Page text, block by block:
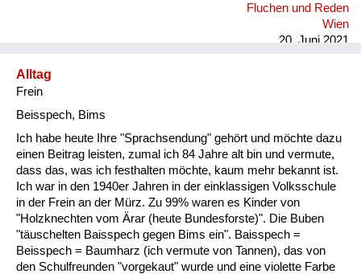
Fluchen und Reden
Wien
20. Juni 2021
Alltag
Frein
Beisspech, Bims
Ich habe heute Ihre "Sprachsendung" gehört und möchte dazu
einen Beitrag leisten, zumal ich 84 Jahre alt bin und vermute,
dass das, was ich festhalten möchte, kaum mehr bekannt ist.
Ich war in den 1940er Jahren in der einklassigen Volksschule
in der Frein an der Mürz. Zu 99% waren es Kinder von
"Holzknechten vom Ärar (heute Bundesforste)". Die Buben
"täuschelten Baisspech gegen Bims ein". Baisspech =
Beisspech = Baumharz (ich vermute von Tannen), das von
den Schulfreunden "vorgekaut" wurde und eine violette Farbe